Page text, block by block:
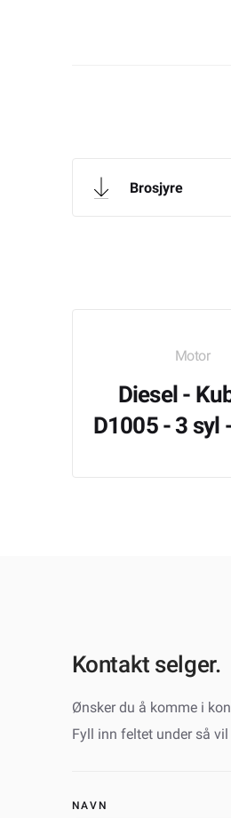
Brosjyre
Motor
Diesel -
D1005 - 3 syl
Kontakt selger.
Ønsker du å komme i
Fyll inn feltet under så
NAVN